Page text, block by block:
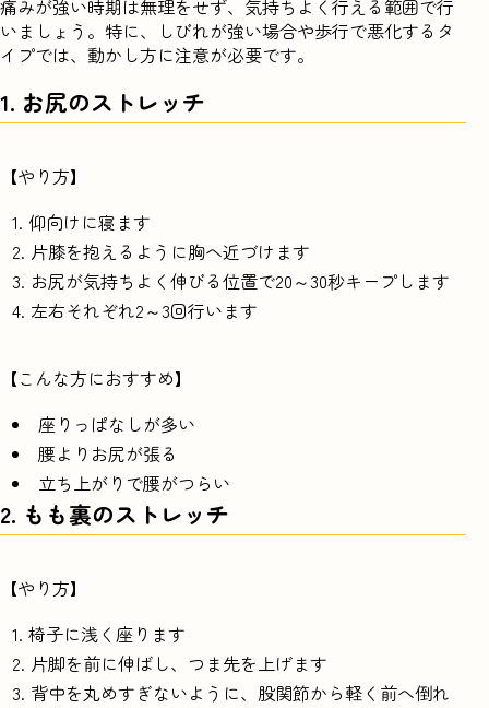
痛みが強い時期は無理をせず、気持ちよく行える範囲で行
いましょう。特に、しびれが強い場合や歩行で悪化するタ
イプでは、動かし方に注意が必要です。
1. お尻のストレッチ
【やり方】
仰向けに寝ます
片膝を抱えるように胸へ近づけます
お尻が気持ちよく伸びる位置で20～30秒キープします
左右それぞれ2～3回行います
【こんな方におすすめ】
座りっぱなしが多い
腰よりお尻が張る
立ち上がりで腰がつらい
2. もも裏のストレッチ
【やり方】
椅子に浅く座ります
片脚を前に伸ばし、つま先を上げます
背中を丸めすぎないように、股関節から軽く前へ倒れ